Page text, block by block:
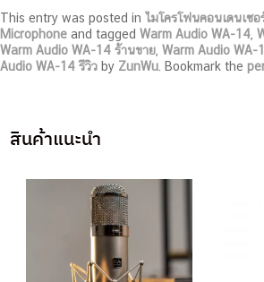
This entry was posted in ไมโครโฟนคอนเดนเซ
Microphone and tagged Warm Audio WA-14
Warm Audio WA-14 ร้านขาย Warm Audio WA-
Audio WA-14 รีวิว by ZunWu . Bookmark the
สินค้าแนะนำ